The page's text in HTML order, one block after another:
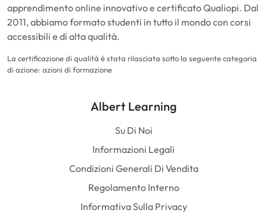
apprendimento online innovativo e certificato Qualiopi. Dal
2011, abbiamo formato studenti in tutto il mondo con corsi
accessibili e di alta qualità.
La certificazione di qualità è stata rilasciata sotto la seguente categoria
di azione: azioni di formazione
Albert Learning
Su Di Noi
Informazioni Legali
Condizioni Generali Di Vendita
Regolamento Interno
Informativa Sulla Privacy